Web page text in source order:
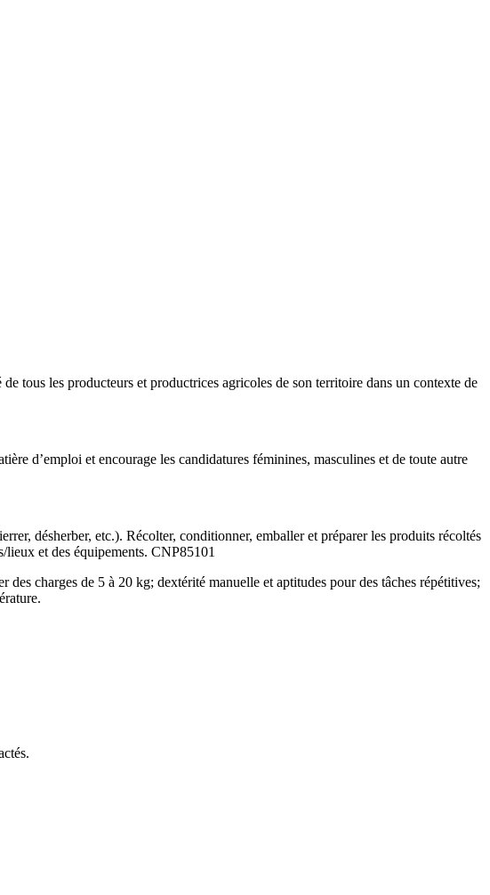
tous les producteurs et productrices agricoles de son territoire dans un contexte de
d’emploi et encourage les candidatures féminines, masculines et de toute autre
désherber, etc.). Récolter, conditionner, emballer et préparer les produits récoltés
lieux et des équipements. CNP85101
charges de 5 à 20 kg; dextérité manuelle et aptitudes pour des tâches répétitives;